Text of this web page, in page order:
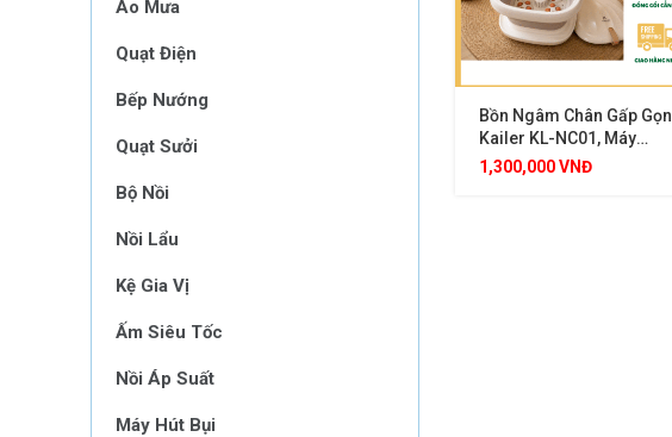
Áo Mưa
Quạt Điện
Bếp Nướng
Quạt Sưởi
Bộ Nồi
Nồi Lẩu
Kệ Gia Vị
Ấm Siêu Tốc
Nồi Áp Suất
Máy Hút Bụi
Bồn Ngâm Chân Gấp Gọn
Kailer KL-NC01, Máy
Ngâm Chân Giữ Nhiệt
1,300,000VNĐ